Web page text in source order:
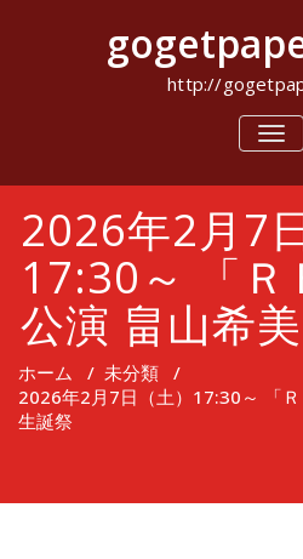
キ
http://
ナ
ビ
シ
ョ
ン
を
切
り
替
2026年2月7
17:30～ 「Ｒ
公演 畠山希
ホーム / 未分類 /
2026年2月7日（土）17:30～ 「
生誕祭